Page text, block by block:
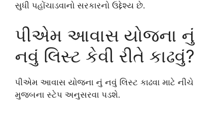
સુધી પહોંચાડવાનો સરકારનો ઉદ્દેશ્ય છે.
પીએમ આવાસ યોજના નું
નવું લિસ્ટ કેવી રીતે કાઢવું?
પીએમ આવાસ યોજના નું નવું લિસ્ટ કાઢવા માટે નીચે
મુજબના સ્ટેપ અનુસરવા પડશે.